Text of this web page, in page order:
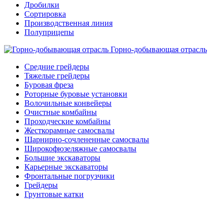
Дробилки
Сортировка
Производственная линия
Полуприцепы
Горно-добывающая отрасль
Средние грейдеры
Тяжелые грейдеры
Буровая фреза
Роторные буровые установки
Волочильные конвейеры
Очистные комбайны
Проходческие комбайны
Жесткорамные самосвалы
Шарнирно-сочлененные самосвалы
Широкофюзеляжные самосвалы
Большие экскаваторы
Карьерные экскаваторы
Фронтальные погрузчики
Грейдеры
Грунтовые катки